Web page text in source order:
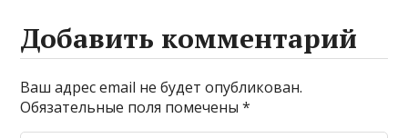
Добавить комментарий
Ваш адрес email не будет опубликован.
Обязательные поля помечены*